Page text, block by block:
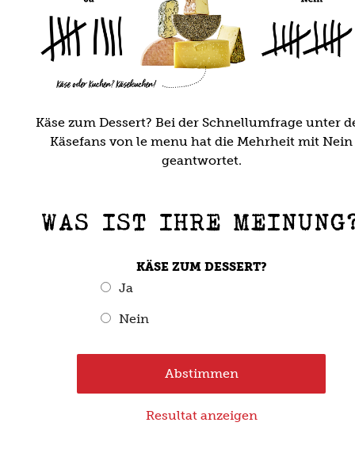
Käse zum Dessert? Bei der Schnellumfrage unter
Käsefans von le menu hat die Mehrheit mit Nein
geantwortet.
WAS IST IHRE
KÄSE ZUM DESSERT?
Ja
Nein
Resultat anzeigen